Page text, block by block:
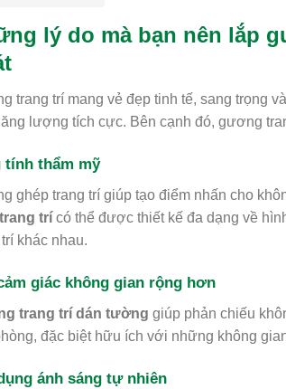
lý do mà bạn nên lắp
trang trí mang vẻ đẹp tinh tế, sang trọng
lượng tích cực. Bên cạnh đó, gương
tính thẩm mỹ
ghép trang trí giúp tạo điểm nhấn cho
trícó thể được thiết kế đa dạng về
khác nhau.
giác không gian rộng hơn
trang trí dán tường giúp phản chiếu
đặc biệt hữu ích với những không
ánh sáng tự nhiên